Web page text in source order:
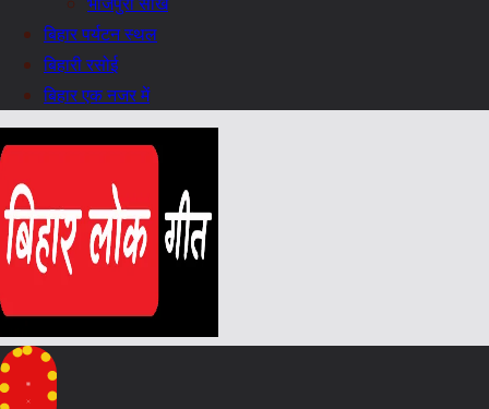
बिहार पर्यटन स्थल
बिहारी रसोई
बिहार एक नजर में